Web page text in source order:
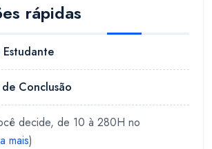
rápidas
Conclusão
decide, de 10 à 280H no
mais)